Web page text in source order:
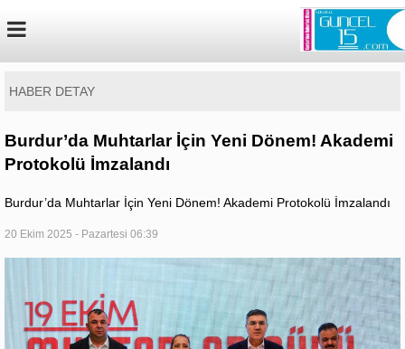
HABER DETAY
Burdur’da Muhtarlar İçin Yeni Dönem! Akademi
Protokolü İmzalandı
Burdur’da Muhtarlar İçin Yeni Dönem! Akademi Protokolü İmzalandı
20 Ekim 2025 - Pazartesi 06:39